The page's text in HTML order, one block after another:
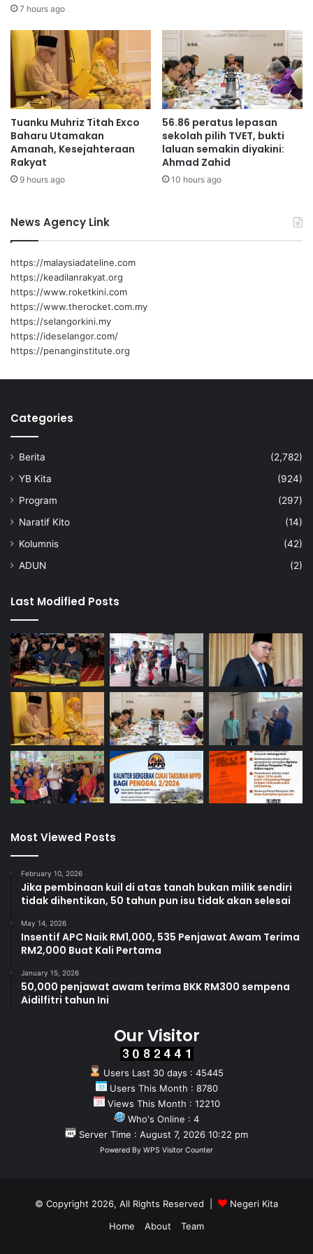
Kerana setiap wanita berhak untuk bangkit, diperkasa
dan melangkah lebih jauh.
a
e
a
s
P
e
n
a
g
a
a
a
r
a
m
W
a
r
g
a
g
7 hours ago
Tuanku Muhriz Titah Exco
Baharu Utamakan
Amanah, Kesejahteraan
Rakyat
9 hours ago
56.86 peratus lepasan
sekolah pilih TVET, bukti
laluan semakin diyakini:
Ahmad Zahid
10 hours ago
News Agency Link
https://malaysiadateline.com
https://keadilanrakyat.org
https://www.roketkini.com
https://www.therocket.com.my
https://selangorkini.my
https://ideselangor.com/
https://penanginstitute.org
Categories
Berita
(2,782)
YB Kita
(924)
Program
(297)
Naratif Kito
(14)
Kolumnis
(42)
ADUN
(2)
Last Modified Posts
Most Viewed Posts
February 10, 2026
Jika pembinaan kuil di atas tanah bukan milik sendiri
tidak dihentikan, 50 tahun pun isu tidak akan selesai
May 14, 2026
Insentif APC Naik RM1,000, 535 Penjawat Awam Terima
RM2,000 Buat Kali Pertama
January 15, 2026
50,000 penjawat awam terima BKK RM300 sempena
Aidilfitri tahun Ini
Our Visitor
Users Last 30 days : 45445
Users This Month : 8780
Views This Month : 12210
Who's Online : 4
Server Time : August 7, 2026 10:22 pm
Powered By WPS Visitor Counter
© Copyright 2026, All Rights Reserved |
Negeri Kita
Home
About Team